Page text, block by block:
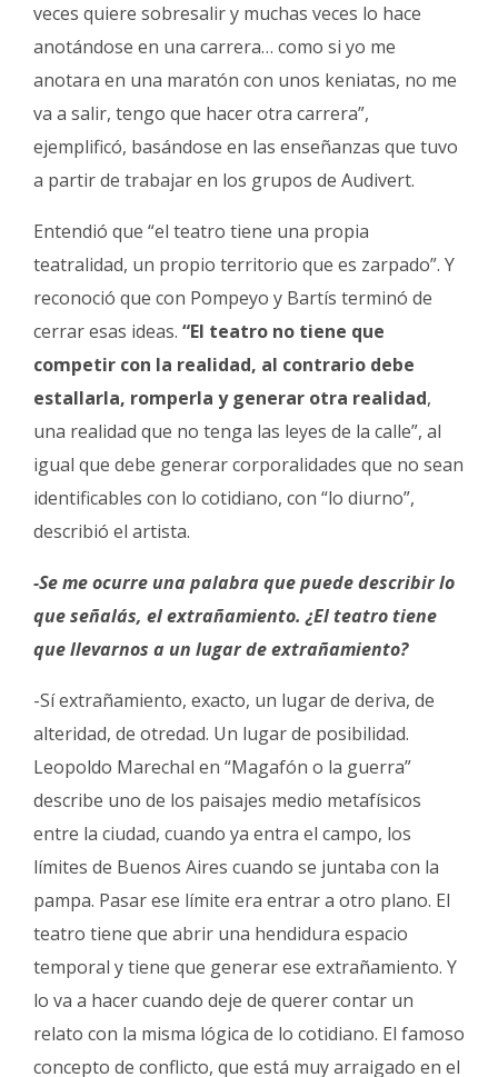
veces quiere sobresalir y muchas veces lo hace
anotándose en una carrera… como si yo me
anotara en una maratón con unos keniatas, no me
va a salir, tengo que hacer otra carrera”,
ejemplificó, basándose en las enseñanzas que tuvo
a partir de trabajar en los grupos de Audivert.
Entendió que “el teatro tiene una propia
teatralidad, un propio territorio que es zarpado”. Y
reconoció que con Pompeyo y Bartís terminó de
cerrar esas ideas. “El teatro no tiene que
competir con la realidad, al contrario debe
estallarla, romperla y generar otra realidad,
una realidad que no tenga las leyes de la calle”, al
igual que debe generar corporalidades que no sean
identificables con lo cotidiano, con “lo diurno”,
describió el artista.
-Se me ocurre una palabra que puede describir lo
que señalás, el extrañamiento. ¿El teatro tiene
que llevarnos a un lugar de extrañamiento?
-Sí extrañamiento, exacto, un lugar de deriva, de
alteridad, de otredad. Un lugar de posibilidad.
Leopoldo Marechal en “Magafón o la guerra”
describe uno de los paisajes medio metafísicos
entre la ciudad, cuando ya entra el campo, los
límites de Buenos Aires cuando se juntaba con la
pampa. Pasar ese límite era entrar a otro plano. El
teatro tiene que abrir una hendidura espacio
temporal y tiene que generar ese extrañamiento. Y
lo va a hacer cuando deje de querer contar un
relato con la misma lógica de lo cotidiano. El famoso
concepto de conflicto, que está muy arraigado en el